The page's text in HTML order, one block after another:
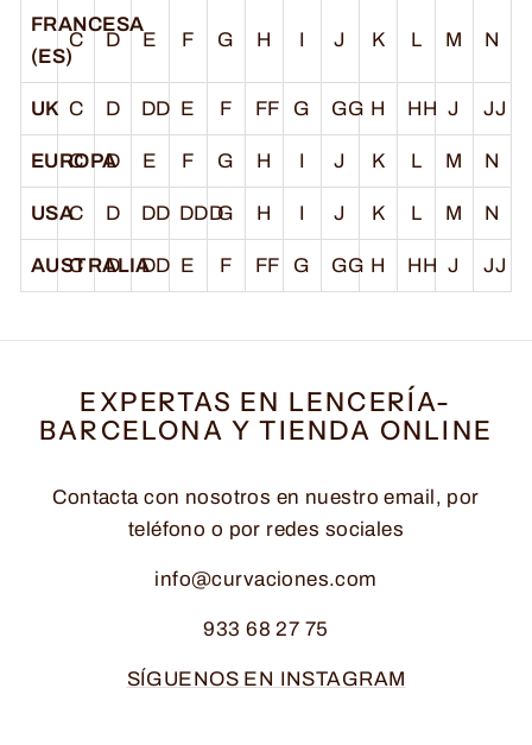
FRANCESA
(ES)
C D E F G H I J K L M N
UK C D DD E F FF G GG H HH J JJ
EUROPA
C D E F G H I J K L M N
USAC D DD DDDG H I J K L M N
AUSTRALIA
C D DD E F FF G GG H HH J JJ
EXPERTAS EN LENCERÍA-
BARCELONA Y TIENDA ONLINE
Contacta con nosotros en nuestro email, por
teléfono o por redes sociales
info@curvaciones.com
933 68 27 75
SÍGUENOS EN INSTAGRAM